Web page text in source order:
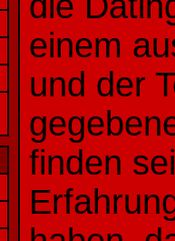
einem
und der
finden